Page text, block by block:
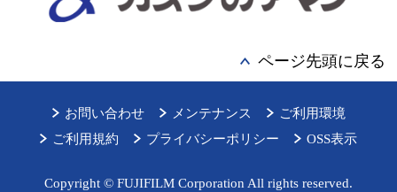
ページ先頭に戻る
お問い合わせ メンテナンス
ご利用環境
ご利用規約
プライバシーポリシー OSS表示
Copyright © FUJIFILM Corporation All rights reserved.